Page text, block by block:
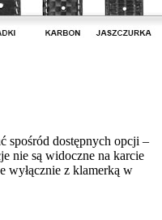
spośród dostępnych opcji –
nie są widoczne na karcie
wyłącznie z klamerką w